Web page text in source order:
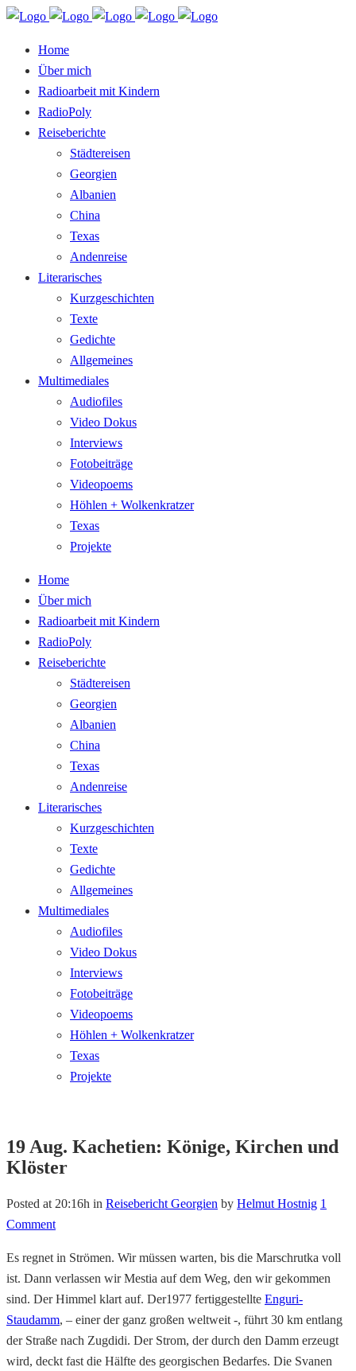
Home
Über mich
Radioarbeit mit Kindern
RadioPoly
Reiseberichte
Städtereisen
Georgien
Albanien
China
Texas
Andenreise
Literarisches
Kurzgeschichten
Texte
Gedichte
Allgemeines
Multimediales
Audiofiles
Video Dokus
Interviews
Fotobeiträge
Videopoems
Höhlen + Wolkenkratzer
Texas
Projekte
Home
Über mich
Radioarbeit mit Kindern
RadioPoly
Reiseberichte
Städtereisen
Georgien
Albanien
China
Texas
Andenreise
Literarisches
Kurzgeschichten
Texte
Gedichte
Allgemeines
Multimediales
Audiofiles
Video Dokus
Interviews
Fotobeiträge
Videopoems
Höhlen + Wolkenkratzer
Texas
Projekte
19 Aug. Kachetien: Könige, Kirchen und
Klöster
Posted at 20:16h in Reisebericht Georgien by Helmut Hostnig 1
Comment
Es regnet in Strömen. Wir müssen warten, bis die Marschrutka voll
ist. Dann verlassen wir Mestia auf dem Weg, den wir gekommen
sind. Der Himmel klart auf. Der1977 fertiggestellte Enguri-
Staudamm, – einer der ganz großen weltweit -, führt 30 km entlang
der Straße nach Zugdidi. Der Strom, der durch den Damm erzeugt
wird, deckt fast die Hälfte des georgischen Bedarfes. Die Svanen